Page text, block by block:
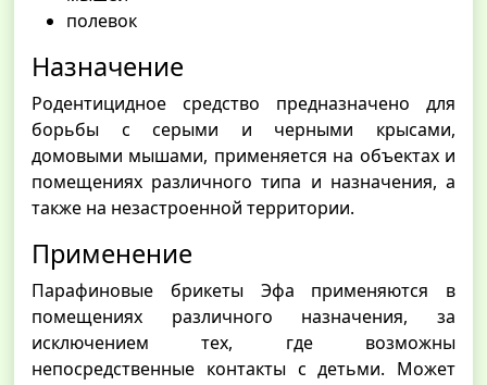
полевок
Назначение
Родентицидное средство предназначено для
борьбы с серыми и черными крысами,
домовыми мышами, применяется на объектах и
помещениях различного типа и назначения, а
также на незастроенной территории.
Применение
Парафиновые брикеты Эфа применяются в
помещениях различного назначения, за
исключением тех, где возможны
непосредственные контакты с детьми. Может